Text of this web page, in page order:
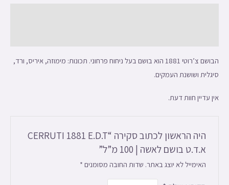
הבושם צ’רוטי 1881 הוא בושם בעל ניחוח פרחוני. תכונות: מימוזה, איריס, ורד,
סיגלית ושושנת העמקים.
אין עדיין חוות דעת.
היה הראשון לכתוב סקירה “CERRUTI 1881 E.D.T
א.ד.ט בושם לאשה | 100 מ”ל”
האימייל לא יוצג באתר. שדות החובה מסומנים *